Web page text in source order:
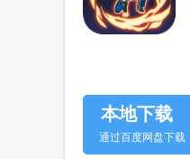
本地下载
通过百度网盘下载